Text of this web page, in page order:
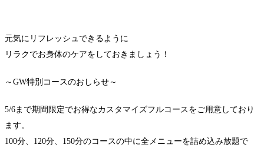
元気にリフレッシュできるように
リラクでお身体のケアをしておきましょう！
～GW特別コースのおしらせ～
5/6まで期間限定でお得なカスタマイズフルコースをご用意しており
ます。
100分、120分、150分のコースの中に全メニューを詰め込み放題で